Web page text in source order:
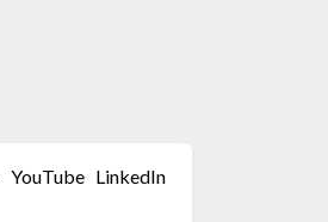
YouTube LinkedIn